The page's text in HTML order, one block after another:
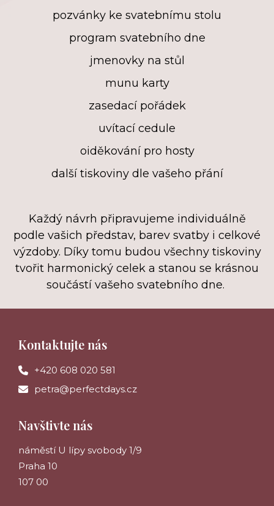
pozvánky ke svatebnímu stolu
program svatebního dne
jmenovky na stůl
munu karty
zasedací pořádek
uvítací cedule
oiděkování pro hosty
další tiskoviny dle vašeho přání
Každý návrh připravujeme individuálně
podle vašich představ, barev svatby i celkové
výzdoby. Díky tomu budou všechny tiskoviny
tvořit harmonický celek a stanou se krásnou
součástí vašeho svatebního dne.
Kontaktujte nás
+420 608 020 581
petra@perfectdays.cz
Navštivte nás
náměstí U lípy svobody 1/9
Praha 10
107 00